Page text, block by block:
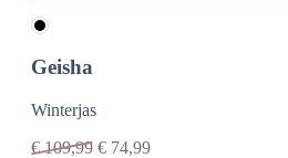
Geisha
Winterjas
€109,99 € 74,99